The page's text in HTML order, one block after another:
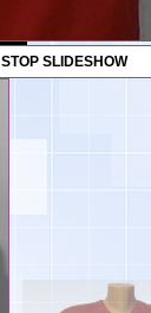
STOP SLIDESHOW